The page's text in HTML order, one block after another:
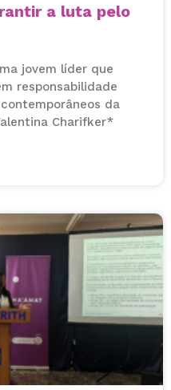
a luta pelo
jovem líder que
responsabilidade
da
Charifker*